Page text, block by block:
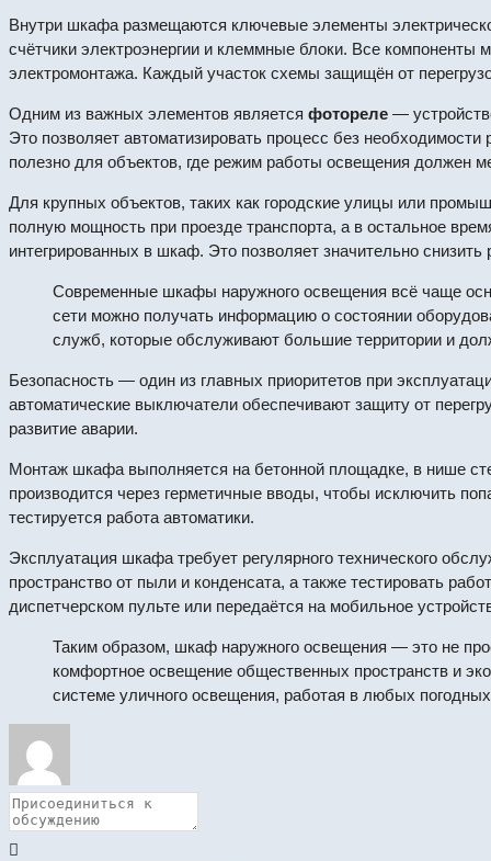
Внутри шкафа размещаются ключевые элементы
счётчики электроэнергии и клеммные блоки. Все
электромонтажа. Каждый участок схемы защищён от
Одним из важных элементов является фотореле —
Это позволяет автоматизировать процесс без
полезно для объектов, где режим работы освещения должен
Для крупных объектов, таких как городские улицы или
полную мощность при проезде транспорта, а в остальное
интегрированных в шкаф. Это позволяет значительно
Современные шкафы наружного освещения всё чаще
сети можно получать информацию о состоянии
служб, которые обслуживают большие территории и
Безопасность — один из главных приоритетов при
автоматические выключатели обеспечивают защиту от
развитие аварии.
Монтаж шкафа выполняется на бетонной площадке, в нише
производится через герметичные вводы, чтобы исключить
тестируется работа автоматики.
Эксплуатация шкафа требует регулярного технического
пространство от пыли и конденсата, а также тестировать
диспетчерском пульте или передаётся на мобильное
Таким образом, шкаф наружного освещения — это не
комфортное освещение общественных пространств и
системе уличного освещения, работая в любых